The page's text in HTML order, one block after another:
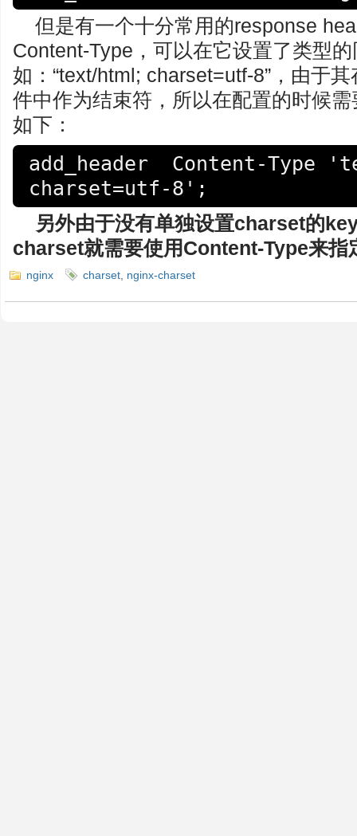
但是有一个十分常用的response
Content-Type，可以在它设置了类型
如：“text/html; charset=utf-8”，由于
件中作为结束符，所以在配置的时候
如下：
add_header  Content-Type
charset=utf-8';
另外由于没有单独设置charset的
charset就需要使用Content-Type来指
nginx charset nginx-charset